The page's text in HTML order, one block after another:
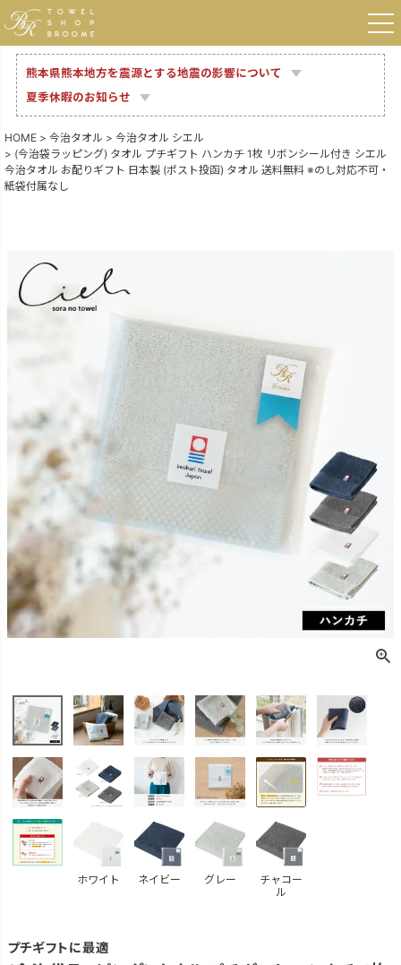
熊本県熊本地方を震源とする地震の影響について
夏季休暇のお知らせ
HOME 今治タオル
今治タオル シエル
(今治袋ラッピング) タオル プチギフト ハンカチ 1枚 リボンシール付き シエル
今治タオル お配りギフト 日本製 (ポスト投函) タオル 送料無料 ※のし対応不可・
紙袋付属なし
ホワイト ネイビー グレー
チャコー
ル
プチギフトに最適